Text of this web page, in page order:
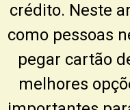
crédito. Neste
como pessoas
pegar cartão
melhores